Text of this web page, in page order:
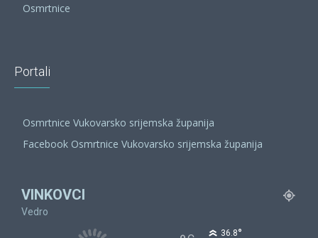
Osmrtnice
Portali
Osmrtnice Vukovarsko srijemska županija
Facebook Osmrtnice Vukovarsko srijemska županija
VINKOVCI
Vedro
36.8°